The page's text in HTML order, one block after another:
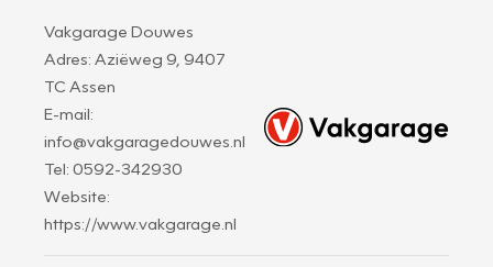
Vakgarage Douwes
Adres: Aziëweg 9, 9407
TC Assen
E-mail:
info@vakgaragedouwes.nl
Tel: 0592-342930
Website:
https://www.vakgarage.nl